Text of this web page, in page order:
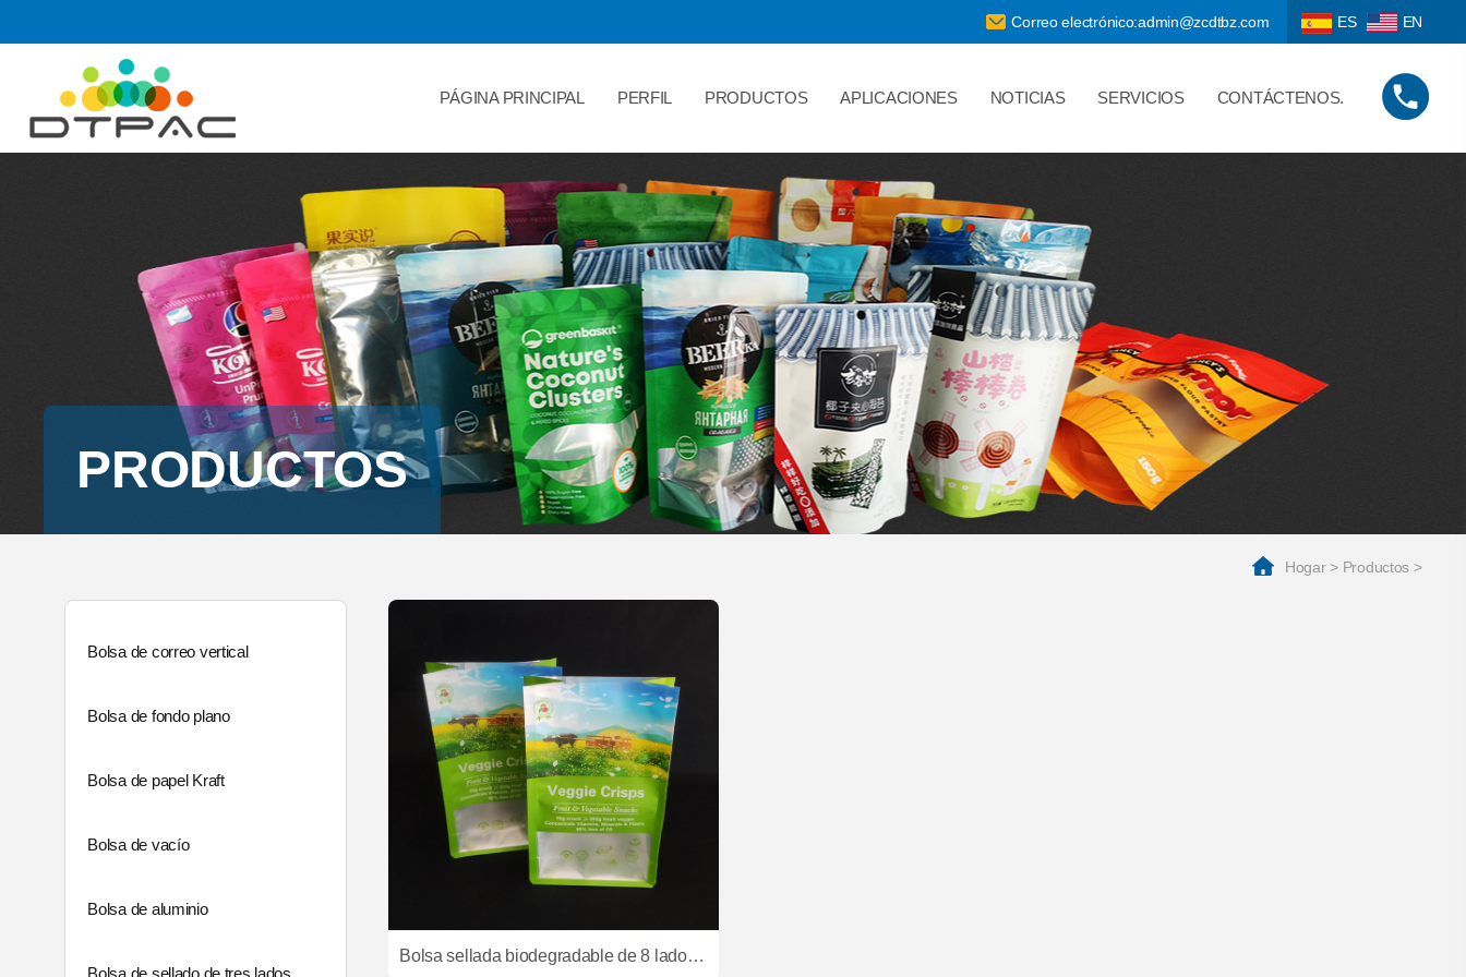
Correo electrónico:admin@zcdtbz.com ES EN
PÁGINA PRINCIPAL PERFIL PRODUCTOS APLICACIONES NOTICIAS SERVICIOS CONTÁCTENOS.
PRODUCTOS
Hogar> Productos >
Bolsa de correo vertical
Bolsa de fondo plano
Bolsa de papel Kraft
Bolsa de vacío
Bolsa de aluminio
Bolsa de sellado de tres lados
Bolsa sellada biodegradable de 8 lados con cerradura de cremallera y fondo plano para imprimir logotipo bolsa de embalaje de alimentos secos